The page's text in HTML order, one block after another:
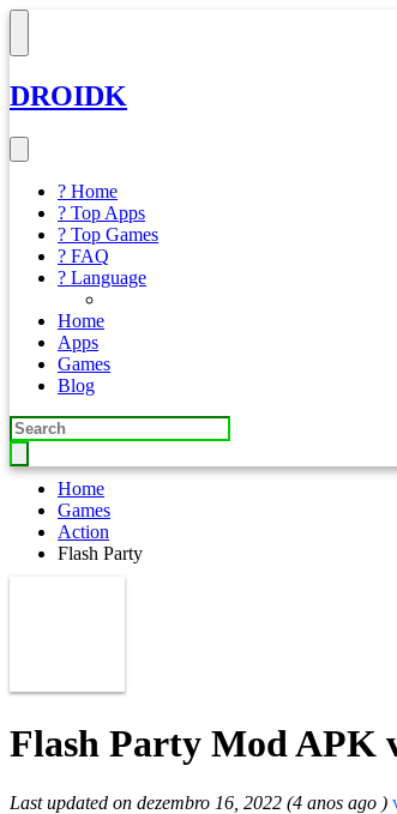
DROIDK
? Home
? Top Apps
? Top Games
? FAQ
? Language
Home
Apps
Games
Blog
Home
Games
Action
Flash Party
Flash Party Mod APK
Last updated on dezembro 16, 2022 (4 anos ago )